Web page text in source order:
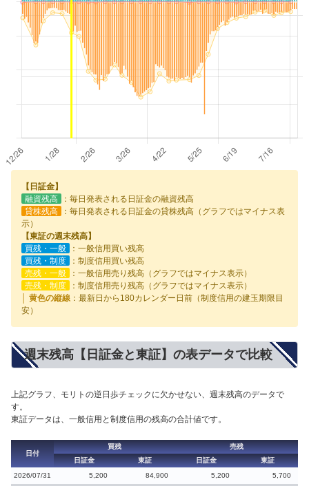
【日証金】
融資残高
：毎日発表される日証金の融資残高
貸株残高
：毎日発表される日証金の貸株残高（グラフではマイナス表
示）
【東証の週末残高】
買残・一般
：一般信用買い残高
買残・制度
：制度信用買い残高
売残・一般
：一般信用売り残高（グラフではマイナス表示）
売残・制度
：制度信用売り残高（グラフではマイナス表示）
│ 黄色の縦線 ：最新日から180カレンダー日前（制度信用の建玉期限目
安）
週末残高【日証金と東証】の表データで比較
上記グラフ、モリトの逆日歩チェックに欠かせない、週末残高のデータで
す。
東証データは、一般信用と制度信用の残高の合計値です。
日付
買残
売残
日証金
東証 日証金
東証
2026/07/31
5,200 84,900 5,200 5,700